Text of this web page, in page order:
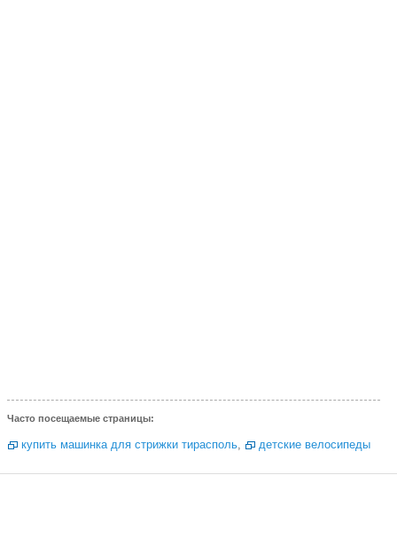
Часто посещаемые страницы:
купить машинка для стрижки тирасполь, детские велосипеды